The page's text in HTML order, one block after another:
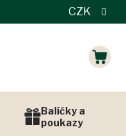
CZK
Balíčky a
poukazy